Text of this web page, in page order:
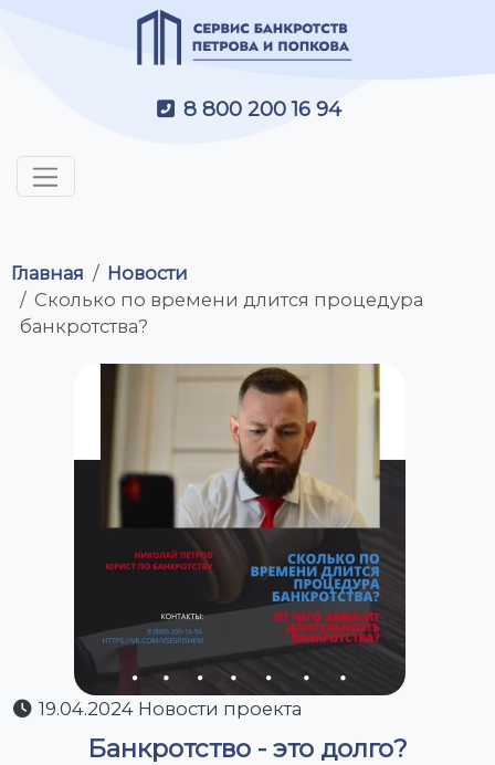
8 800 200 16 94
Главная
Новости
Сколько по времени длится процедура
банкротства?
19.04.2024 Новости проекта
Банкротство - это долго?